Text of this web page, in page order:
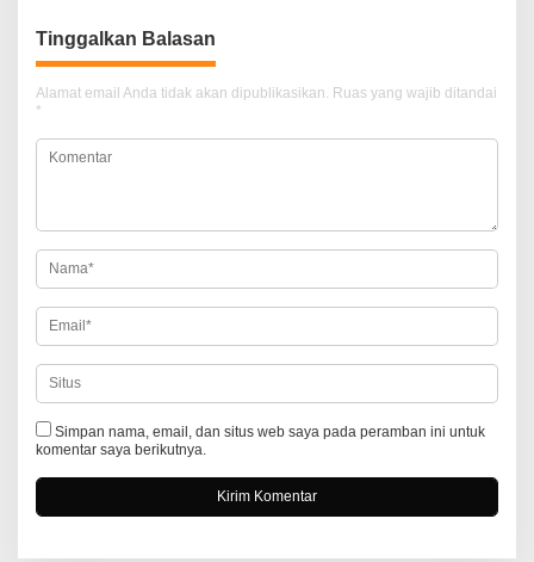
g
a
s
i
p
s
Tinggalkan Balasan
Alamat email Anda tidak akan dipublikasikan. Ruas yang wajib ditandai
*
Simpan nama, email, dan situs web saya pada peramban ini untuk
komentar saya berikutnya.